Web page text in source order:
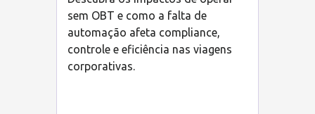
sem OBT e como a falta de
automação afeta compliance,
controle e eficiência nas viagens
corporativas.